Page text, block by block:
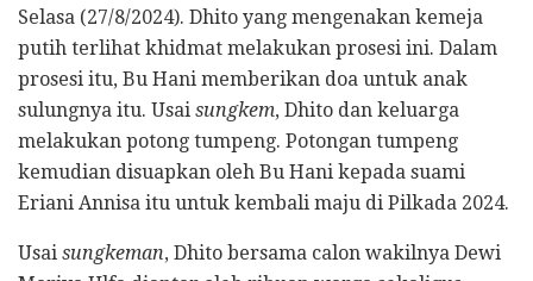
Selasa (27/8/2024). Dhito yang mengenakan kemeja
putih terlihat khidmat melakukan prosesi ini. Dalam
prosesi itu, Bu Hani memberikan doa untuk anak
sulungnya itu. Usai sungkem, Dhito dan keluarga
melakukan potong tumpeng. Potongan tumpeng
kemudian disuapkan oleh Bu Hani kepada suami
Eriani Annisa itu untuk kembali maju di Pilkada 2024.
Usai sungkeman, Dhito bersama calon wakilnya Dewi